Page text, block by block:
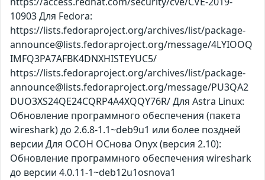
10903 Для Fedora:
https://lists.fedoraproject.org/archives/list/package-
announce@lists.fedoraproject.org/message/4LYIOOQ
IMFQ3PA7AFBK4DNXHISTEYUC5/
https://lists.fedoraproject.org/archives/list/package-
announce@lists.fedoraproject.org/message/PU3QA2
DUO3XS24QE24CQRP4A4XQQY76R/ Для Astra Linux:
Обновление программного обеспечения (пакета
wireshark) до 2.6.8-1.1~deb9u1 или более поздней
версии Для ОСОН ОСнова Оnyx (версия 2.10):
Обновление программного обеспечения wireshark
до версии 4.0.11-1~deb12u1osnova1